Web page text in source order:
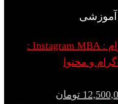
آموزشی
بسته MBA اینستاگرام : Instagram MBA :
و محتوا
تومان